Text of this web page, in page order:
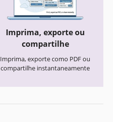
Imprima, exporte ou
compartilhe
Imprima, exporte como PDF ou
compartilhe instantaneamente